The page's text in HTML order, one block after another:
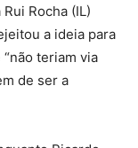
Rocha (IL)
a ideia para
teriam via
de ser a